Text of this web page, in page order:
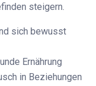
steigern.
sich bewusst
Ernährung
in Beziehungen